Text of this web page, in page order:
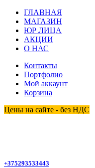
ГЛАВНАЯ
МАГАЗИН
ЮР ЛИЦА
АКЦИИ
О НАС
Контакты
Портфолио
Мой аккаунт
Корзина
Цены на сайте - без НДС
+375293533443